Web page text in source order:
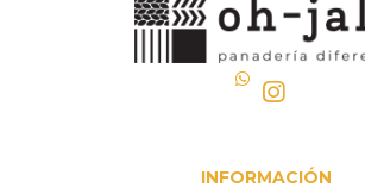
INFORMACIÓN